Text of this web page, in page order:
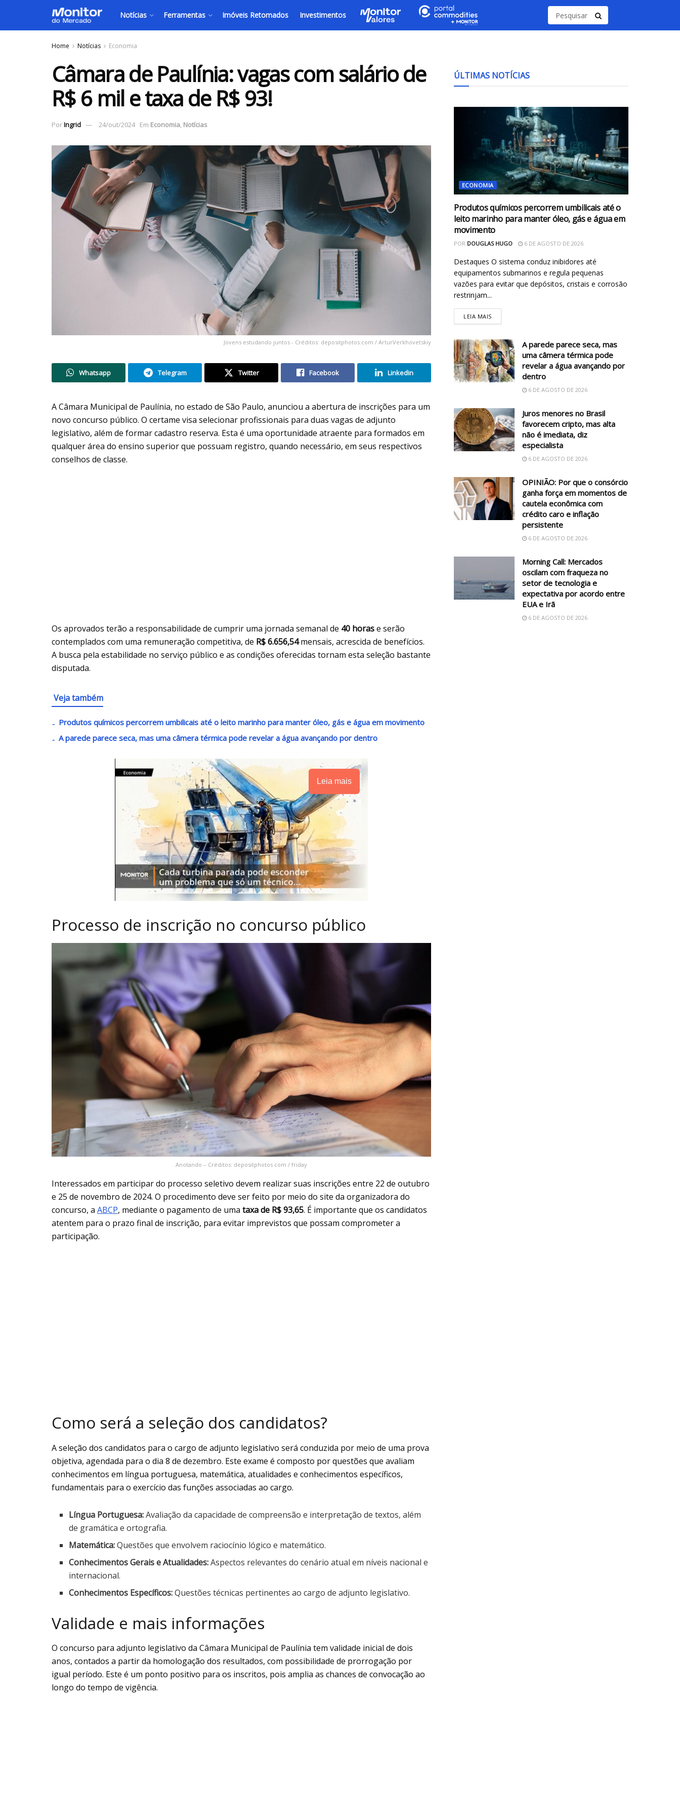
Notícias Ferramentas Imóveis Retomados Investimentos
Home Notícias Economia
Câmara de Paulínia: vagas com salário de
R$ 6 mil e taxa de R$ 93!
PorIngrid 24/out/2024 Em Economia, Notícias
Jovens estudando juntos - Créditos: depositphotos.com / ArturVerkhovetskiy
Whatsapp Telegram Twitter Facebook Linkedin
A Câmara Municipal de Paulínia, no estado de São Paulo, anunciou a abertura de inscrições para um
novo concurso público. O certame visa selecionar profissionais para duas vagas de adjunto
legislativo, além de formar cadastro reserva. Esta é uma oportunidade atraente para formados em
qualquer área do ensino superior que possuam registro, quando necessário, em seus respectivos
conselhos de classe.
Os aprovados terão a responsabilidade de cumprir uma jornada semanal de 40 horase serão
contemplados com uma remuneração competitiva, de R$ 6.656,54mensais, acrescida de benefícios.
A busca pela estabilidade no serviço público e as condições oferecidas tornam esta seleção bastante
disputada.
Veja também
Produtos químicos percorrem umbilicais até o leito marinho para manter óleo, gás e água em movimento
A parede parece seca, mas uma câmera térmica pode revelar a água avançando por dentro
Leia mais
Processo de inscrição no concurso público
Anotando – Créditos: depositphotos.com / friday
Interessados em participar do processo seletivo devem realizar suas inscrições entre 22 de outubro
e 25 de novembro de 2024. O procedimento deve ser feito por meio do site da organizadora do
concurso, a ABCP, mediante o pagamento de uma taxa de R$ 93,65. É importante que os candidatos
atentem para o prazo final de inscrição, para evitar imprevistos que possam comprometer a
participação.
Como será a seleção dos candidatos?
A seleção dos candidatos para o cargo de adjunto legislativo será conduzida por meio de uma prova
objetiva, agendada para o dia 8 de dezembro. Este exame é composto por questões que avaliam
conhecimentos em língua portuguesa, matemática, atualidades e conhecimentos específicos,
fundamentais para o exercício das funções associadas ao cargo.
Língua Portuguesa:Avaliação da capacidade de compreensão e interpretação de textos, além
de gramática e ortografia.
Matemática:Questões que envolvem raciocínio lógico e matemático.
Conhecimentos Gerais e Atualidades:Aspectos relevantes do cenário atual em níveis nacional e
internacional.
Conhecimentos Específicos:Questões técnicas pertinentes ao cargo de adjunto legislativo.
Validade e mais informações
O concurso para adjunto legislativo da Câmara Municipal de Paulínia tem validade inicial de dois
anos, contados a partir da homologação dos resultados, com possibilidade de prorrogação por
igual período. Este é um ponto positivo para os inscritos, pois amplia as chances de convocação ao
longo do tempo de vigência.
ÚLTIMAS NOTÍCIAS
ECONOMIA
Produtos químicos percorrem umbilicais até o
leito marinho para manter óleo, gás e água em
movimento
POR DOUGLAS HUGO 6 DE AGOSTO DE 2026
Destaques O sistema conduz inibidores até
equipamentos submarinos e regula pequenas
vazões para evitar que depósitos, cristais e corrosão
restrinjam...
LEIA MAIS
A parede parece seca, mas
uma câmera térmica pode
revelar a água avançando por
dentro
6 DE AGOSTO DE 2026
Juros menores no Brasil
favorecem cripto, mas alta
não é imediata, diz
especialista
6 DE AGOSTO DE 2026
OPINIÃO: Por que o consórcio
ganha força em momentos de
cautela econômica com
crédito caro e inflação
persistente
6 DE AGOSTO DE 2026
Morning Call: Mercados
oscilam com fraqueza no
setor de tecnologia e
expectativa por acordo entre
EUA e Irã
6 DE AGOSTO DE 2026